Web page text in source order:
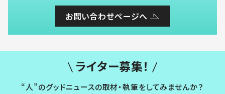
お問い合わせページへ
ライター募集！
“人”のグッドニュースの取材・執筆をしてみませんか？